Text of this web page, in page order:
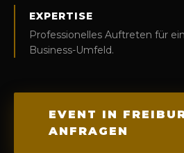
EXPERTISE
Professionelles Auftreten für
Business-Umfeld.
EVENT IN
ANFRAGEN